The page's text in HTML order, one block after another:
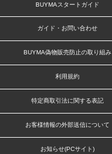
BUYMAスタートガイド
ガイド・お問い合わせ
BUYMA偽物販売防止の取り組み
利用規約
特定商取引法に関する表記
お客様情報の外部送信について
お知らせ(PCサイト)